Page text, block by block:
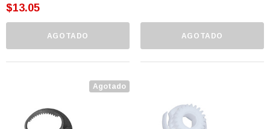
$13.05
AGOTADO AGOTADO
Agotado